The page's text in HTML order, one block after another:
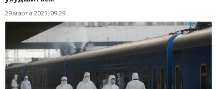
29 марта 2021, 09:29